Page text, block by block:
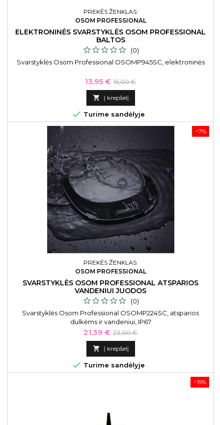
PREKĖS ŽENKLAS:
OSOM PROFESSIONAL
ELEKTRONINĖS SVARSTYKLĖS OSOM PROFESSIONAL
BALTOS
(0)
Svarstyklės Osom Professional OSOMP945SC, elektroninės
Kaina
13,95 € Bazinė
kaina
15,00 €
 Į krepšelį
 Turime sandėlyje
−7%
PREKĖS ŽENKLAS:
OSOM PROFESSIONAL
SVARSTYKLĖS OSOM PROFESSIONAL ATSPARIOS
VANDENIUI JUODOS
(0)
Svarstyklės Osom Professional OSOMP224SC, atsparios
dulkėms ir vandeniui, IP67
Kaina
21,39 € Bazinė
kaina
23,00 €
 Į krepšelį
 Turime sandėlyje
−15%